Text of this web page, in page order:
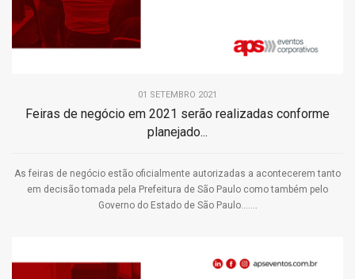
01 SETEMBRO 2021
Feiras de negócio em 2021 serão realizadas conforme
planejado...
As feiras de negócio estão oficialmente autorizadas a acontecerem tanto
em decisão tomada pela Prefeitura de São Paulo como também pelo
Governo do Estado de São Paulo.......